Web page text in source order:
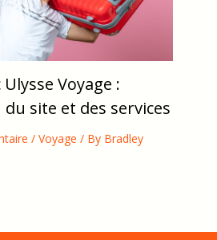
Voyage :
site et des services
/ Voyage / By Bradley